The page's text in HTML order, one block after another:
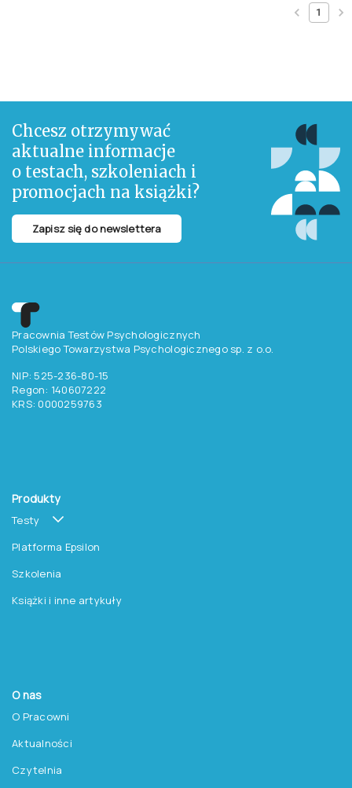
1
Chcesz otrzymywać
aktualne informacje
o testach, szkoleniach i
promocjach na książki?
Zapisz się do newslettera
Pracownia Testów Psychologicznych
Polskiego Towarzystwa Psychologicznego sp. z o.o.
NIP: 525-236-80-15
Regon: 140607222
KRS: 0000259763
Produkty
Testy
Platforma Epsilon
Szkolenia
Książki i inne artykuły
O nas
O Pracowni
Aktualności
Czytelnia